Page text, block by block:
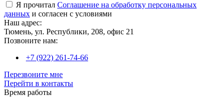
Я прочитал Соглашение на обработку персональных
данных и согласен с условиями
Наш адрес:
Тюмень, ул. Республики, 208, офис 21
Позвоните нам:
+7 (922) 261-74-66
Перезвоните мне
Перейти в контакты
Время работы